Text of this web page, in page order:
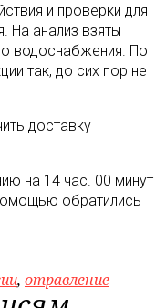
и проверки для
На анализ взяты
водоснабжения. По
так, до сих пор не
доставку
на 14 час. 00 минут
обратились
, отравление